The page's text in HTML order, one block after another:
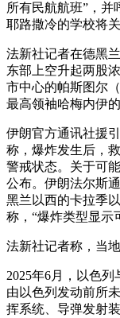
所有民航航班”，并
耶路撒冷的学校将
法新社记者在德黑
东部上空升起两股
市中心的帕斯图尔
最高领袖哈梅内伊
伊朗官方通讯社援
称，爆炸发生后，
警戒状态。关于可
公布。伊朗法尔斯
黑兰以西的卡拉季
称，“爆炸类型显示
法新社记者称，当
2025年6月，以色
由以色列发动前所
挥系统、导弹发射